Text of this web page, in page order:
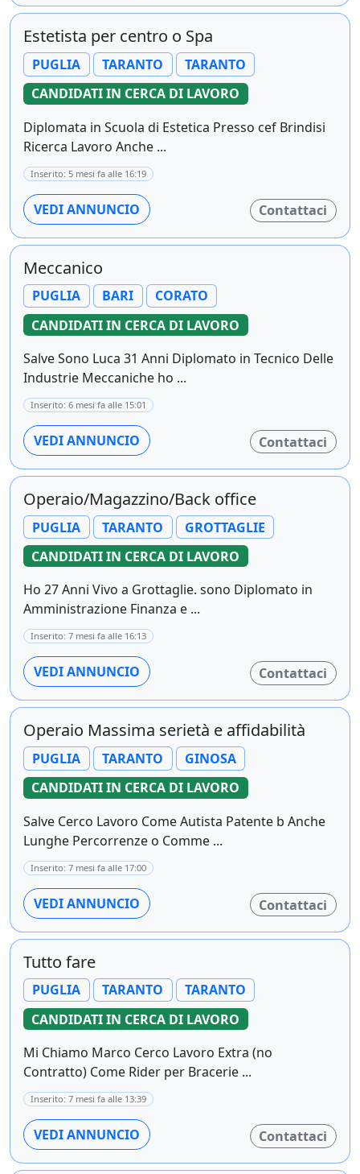
Estetista per centro o Spa
PUGLIA TARANTO
TARANTO
CANDIDATI IN CERCA DI LAVORO
Diplomata in Scuola di Estetica Presso cef Brindisi
Ricerca Lavoro Anche ...
Inserito: 5 mesi fa alle 16:19
VEDI ANNUNCIO Contattaci
Meccanico
PUGLIA BARI
CORATO
CANDIDATI IN CERCA DI LAVORO
Salve Sono Luca 31 Anni Diplomato in Tecnico Delle
Industrie Meccaniche ho ...
Inserito: 6 mesi fa alle 15:01
VEDI ANNUNCIO Contattaci
Operaio/Magazzino/Back office
PUGLIA TARANTO
GROTTAGLIE
CANDIDATI IN CERCA DI LAVORO
Ho 27 Anni Vivo a Grottaglie. sono Diplomato in
Amministrazione Finanza e ...
Inserito: 7 mesi fa alle 16:13
VEDI ANNUNCIO Contattaci
Operaio Massima serietà e affidabilità
PUGLIA TARANTO
GINOSA
CANDIDATI IN CERCA DI LAVORO
Salve Cerco Lavoro Come Autista Patente b Anche
Lunghe Percorrenze o Comme ...
Inserito: 7 mesi fa alle 17:00
VEDI ANNUNCIO Contattaci
Tutto fare
PUGLIA TARANTO
TARANTO
CANDIDATI IN CERCA DI LAVORO
Mi Chiamo Marco Cerco Lavoro Extra (no
Contratto) Come Rider per Bracerie ...
Inserito: 7 mesi fa alle 13:39
VEDI ANNUNCIO Contattaci